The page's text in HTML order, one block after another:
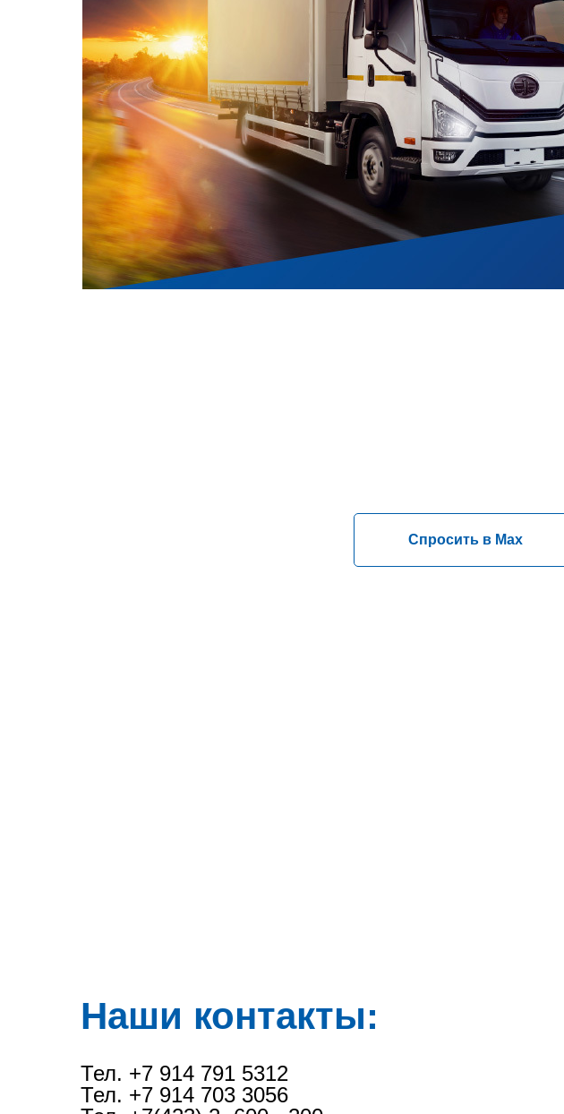
Спросить в Max
Наши контакты:
Тел. +7 914 791 5312
Тел. +7 914 703 3056